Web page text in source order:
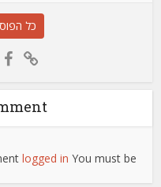
כל
You must be
logged in
to post a comment.